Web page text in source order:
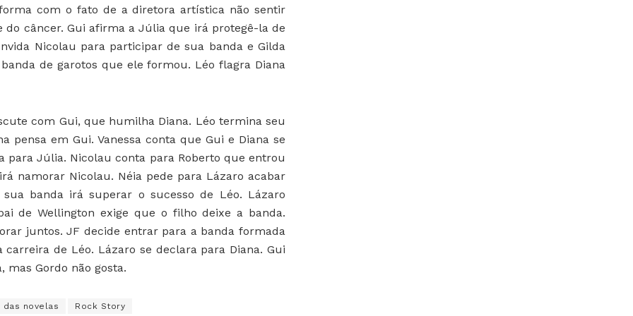
com o fato de a diretora artística não sentir
câncer. Gui afirma a Júlia que irá protegê-la de
Nicolau para participar de sua banda e Gilda
de garotos que ele formou. Léo flagra Diana
com Gui, que humilha Diana. Léo termina seu
pensa em Gui. Vanessa conta que Gui e Diana se
para Júlia. Nicolau conta para Roberto que entrou
namorar Nicolau. Néia pede para Lázaro acabar
banda irá superar o sucesso de Léo. Lázaro
de Wellington exige que o filho deixe a banda.
juntos. JF decide entrar para a banda formada
de Léo. Lázaro se declara para Diana. Gui
mas Gordo não gosta.
das novelas Rock Story